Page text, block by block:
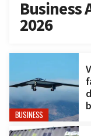
Business
2026
BUSINESS